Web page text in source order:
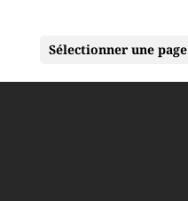
Sélectionner une page